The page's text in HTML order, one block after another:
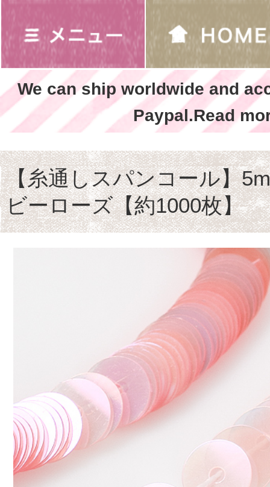
We can ship worldwide and
Paypal.Read
【糸通しスパンコール】
ビーローズ【約1000枚】